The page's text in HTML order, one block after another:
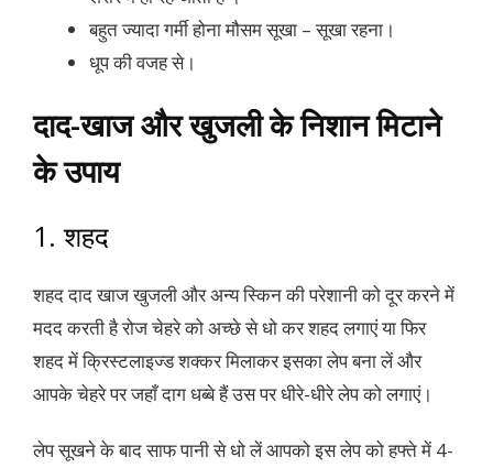
बहुत ज्यादा गर्मी होना मौसम सूखा – सूखा रहना।
धूप की वजह से।
दाद-खाज और खुजली के निशान मिटाने
के उपाय
1. शहद
शहद दाद खाज खुजली और अन्य स्किन की परेशानी को दूर करने में
मदद करती है रोज चेहरे को अच्छे से धो कर शहद लगाएं या फिर
शहद में क्रिस्टलाइज्ड शक्कर मिलाकर इसका लेप बना लें और
आपके चेहरे पर जहाँ दाग धब्बे हैं उस पर धीरे-धीरे लेप को लगाएं।
लेप सूखने के बाद साफ पानी से धो लें आपको इस लेप को हफ्ते में 4-